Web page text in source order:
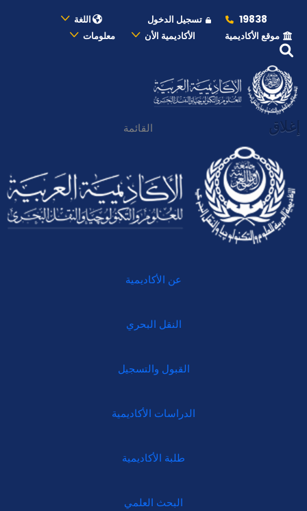
19838 تسجيل الدخول
اللغة
موقع الأكاديمية
الأكاديمية الأن معلومات
إغلاق القائمة
عن الأكاديمية
النقل البحري
القبول والتسجيل
الدراسات الأكاديمية
طلبة الأكاديمية
البحث العلمي